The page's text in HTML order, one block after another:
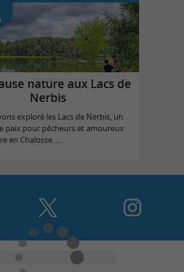
nature aux Lacs de
Nerbis
exploré les Lacs de Nerbis, un
paix pour pêcheurs et amoureux
en Chalosse. ...